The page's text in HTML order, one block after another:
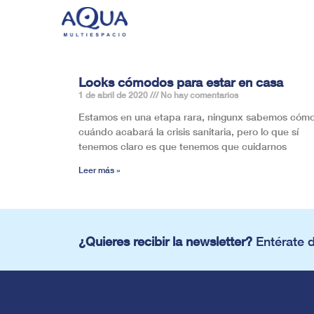
Looks cómodos para estar en casa
1 de abril de 2020 No hay comentarios
Estamos en una etapa rara, ningunx sabemos
cuándo acabará la crisis sanitaria, pero lo que sí
tenemos claro es que tenemos que cuidarnos
Leer más »
¿Quieres recibir la newsletter? Entérate